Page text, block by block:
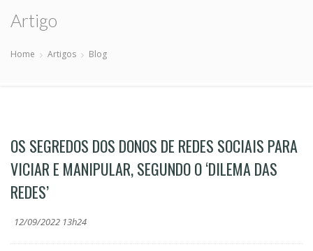
Artigo
Home Artigos Blog
OS SEGREDOS DOS DONOS DE REDES SOCIAIS PARA
VICIAR E MANIPULAR, SEGUNDO O ‘DILEMA DAS
REDES’
12/09/2022 13h24